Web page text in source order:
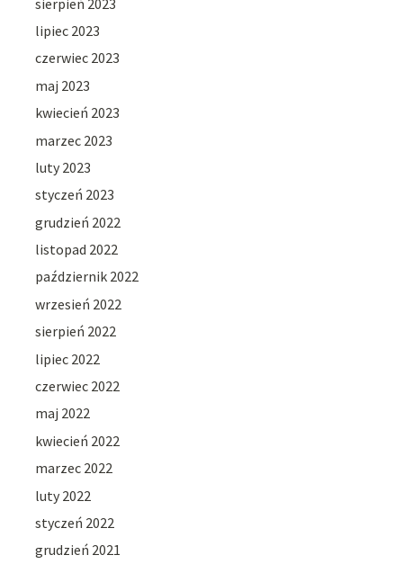
lipiec 2023
czerwiec 2023
maj 2023
kwiecień 2023
marzec 2023
luty 2023
styczeń 2023
grudzień 2022
listopad 2022
październik 2022
wrzesień 2022
sierpień 2022
lipiec 2022
czerwiec 2022
maj 2022
kwiecień 2022
marzec 2022
luty 2022
styczeń 2022
grudzień 2021